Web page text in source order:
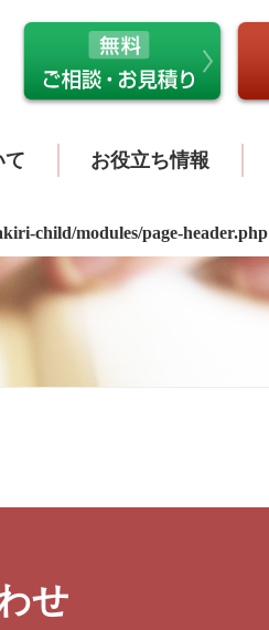
て お役立ち情報
child/modules/page-header.php
せ